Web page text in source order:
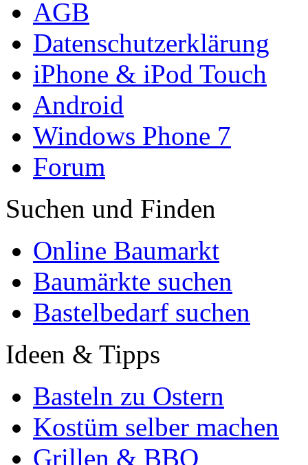
AGB
Datenschutzerklärung
iPhone & iPod Touch
Android
Windows Phone 7
Forum
Suchen und Finden
Online Baumarkt
Baumärkte suchen
Bastelbedarf suchen
Ideen & Tipps
Basteln zu Ostern
Kostüm selber machen
Grillen & BBQ